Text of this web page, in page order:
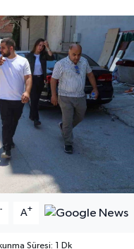
- A+
Süresi: 1 Dk